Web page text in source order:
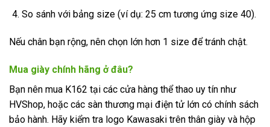
So sánh với bảng size (ví dụ: 25 cm tương ứng size 40).
Nếu chân bạn rộng, nên chọn lớn hơn 1 size để tránh chật.
Mua giày chính hãng ở đâu?
Bạn nên mua K162 tại các cửa hàng thể thao uy tín như
HVShop, hoặc các sàn thương mại điện tử lớn có chính sách
bảo hành. Hãy kiểm tra logo Kawasaki trên thân giày và hộp